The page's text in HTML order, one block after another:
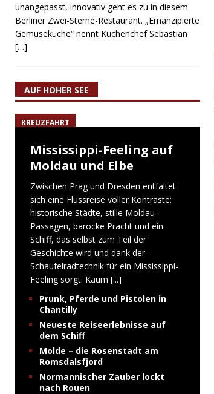
unangepasst, innovativ geht es zu in diesem
Berliner Zwei-Sterne-Restaurant. „Emanzipierte
Gemüseküche“ nennt Küchenchef Sebastian
[…]
AUF HOHER SEE
KREUZFAHRT
Mississippi-Feeling auf
Moldau und Elbe
Zwischen Prag und Dresden entfaltet
sich eine Flussreise voller Kontraste:
historische Städte, stille Moldau-
Passagen, barocke Pracht und ein
Schiff, das selbst zum Teil der
Geschichte wird und dank der
Schaufelradtechnik für ein Mississippi-
Feeling sorgt. Kaum [...]
Prunk, Pferde und Pistolen in
Chantilly
Neueste Reiseerlebnisse auf
dem Schiff
Molde – die Rosenstadt am
Romsdalsfjord
Normannischer Zauber lockt
nach Rouen